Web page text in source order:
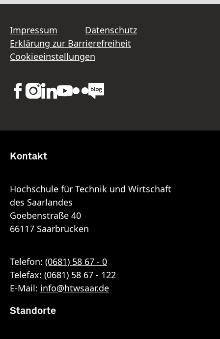
Impressum
Datenschutz
Erklärung zur Barrierefreiheit
Cookieeinstellungen
Kontakt
Hochschule für Technik und Wirtschaft
des Saarlandes
Goebenstraße 40
66117 Saarbrücken
Telefon: (0681) 58 67 - 0
Telefax: (0681) 58 67 - 122
E-Mail: info@htwsaar.de
Standorte